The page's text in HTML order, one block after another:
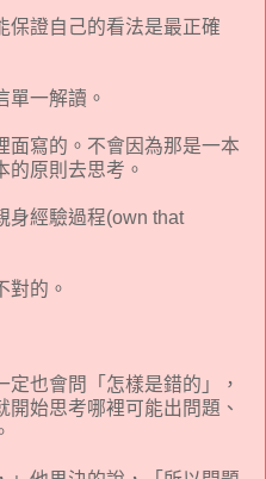
保證自己的看法是最正確
單一解讀。
面寫的。不會因為那是一本
的原則去思考。
身經驗過程(own that
對的。
也會問「怎樣是錯的」，
始思考哪裡可能出問題、